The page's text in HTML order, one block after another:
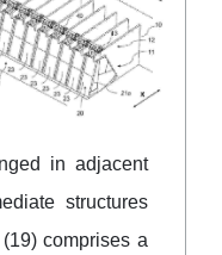
in adjacent
structures
comprises a